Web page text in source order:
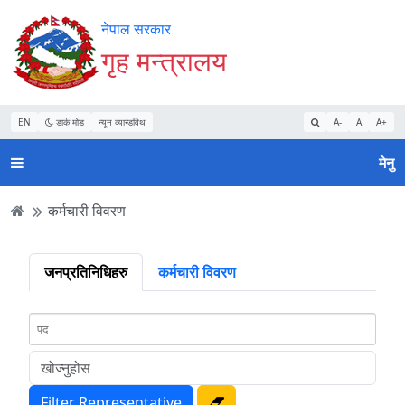
Accessibility
Mode
सुरु
गर्नुहोस्
सामाग्री
पढ्नुहाेस्
नेभिगेसन
पढ्नुहाेस्
वेबसाइट
खोजमा
जानुहोस्
नेपाल सरकार
गृह मन्त्रालय
EN डार्क मोड न्यून व्यान्डविथ A- A A+
मेनु
कर्मचारी विवरण
जनप्रतिनिधिहरु कर्मचारी विवरण